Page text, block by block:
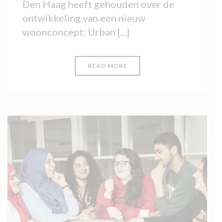
Den Haag heeft gehouden over de
ontwikkeling van een nieuw
woonconcept: Urban [...]
READ MORE